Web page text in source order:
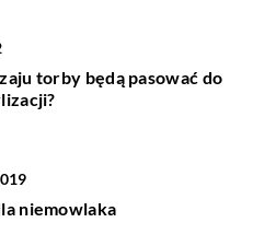
torby będą pasować do
niemowlaka